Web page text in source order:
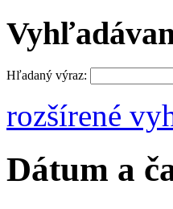
Hľadaný výraz:
rozšírené
Dátum a